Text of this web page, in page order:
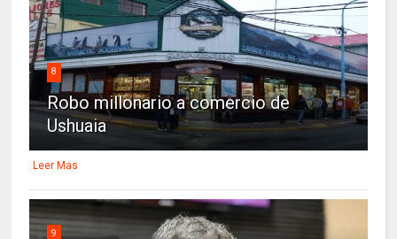
8
Robo millonario a comercio de
Ushuaia
Leer Mas
9